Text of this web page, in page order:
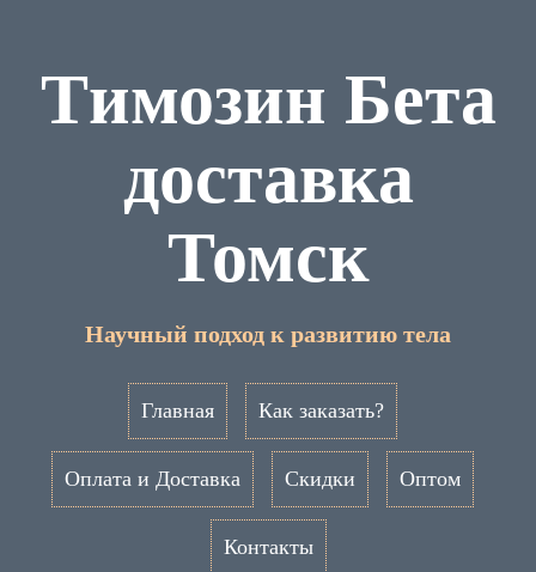
Tимозин Бета
доставка
Томск
Научный подход к развитию тела
Главная Как заказать?
Оплата и Доставка Скидки Оптом
Контакты